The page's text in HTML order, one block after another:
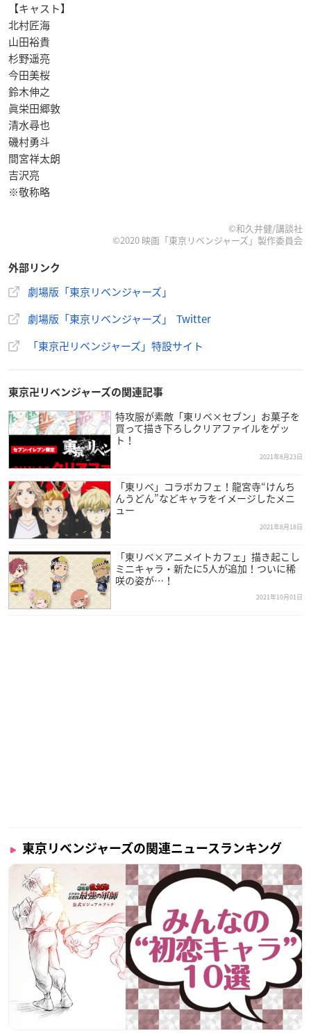
【キャスト】
北村匠海
山田裕貴
杉野遥亮
今田美桜
鈴木伸之
眞栄田郷敦
清水尋也
磯村勇斗
間宮祥太朗
吉沢亮
※敬称略
©和久井健/講談社
©2020 映画「東京リベンジャーズ」製作委員会
外部リンク
劇場版「東京リベンジャーズ」
劇場版「東京リベンジャーズ」 Twitter
「東京卍リベンジャーズ」特設サイト
東京卍リベンジャーズの関連記事
特攻服が素敵「東リベ×セブン」お菓子を
買って描き下ろしクリアファイルをゲッ
ト！
2021年8月23日
「東リベ」コラボカフェ！龍宮寺“けんち
んうどん”などキャラをイメージしたメニ
ュー
2021年8月18日
「東リベ×アニメイトカフェ」描き起こし
ミニキャラ・新たに5人が追加！ついに稀
咲の姿が…！
2021年10月01日
東京リベンジャーズの関連ニュースランキング